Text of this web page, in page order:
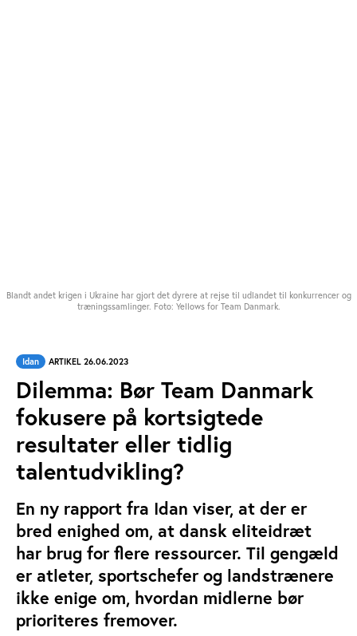
Blandt andet krigen i Ukraine har gjort det dyrere at rejse til udlandet til konkurrencer og
træningssamlinger. Foto: Yellows for Team Danmark.
Idan ARTIKEL 26.06.2023
Dilemma: Bør Team Danmark
fokusere på kortsigtede
resultater eller tidlig
talentudvikling?
En ny rapport fra Idan viser, at der er
bred enighed om, at dansk eliteidræt
har brug for flere ressourcer. Til gengæld
er atleter, sportschefer og landstrænere
ikke enige om, hvordan midlerne bør
prioriteres fremover.